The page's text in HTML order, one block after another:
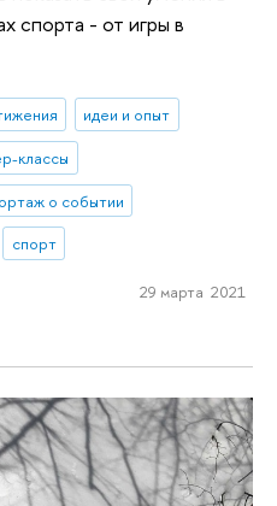
спорта - от игры в
идеи и опыт
классы
о событии
спорт
29 марта 2021